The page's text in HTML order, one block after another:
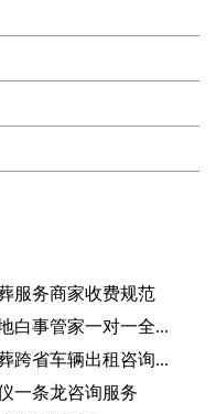
服务商家收费规范
白事管家一对一全...
跨省车辆出租咨询...
一条龙咨询服务